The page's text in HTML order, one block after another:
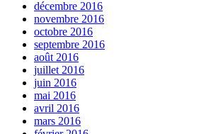
décembre 2016
novembre 2016
octobre 2016
septembre 2016
août 2016
juillet 2016
juin 2016
mai 2016
avril 2016
mars 2016